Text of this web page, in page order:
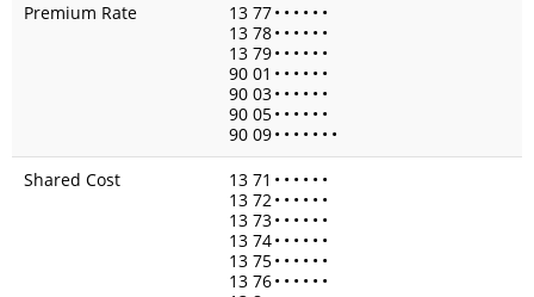
Premium Rate
13 77• • • • • •
13 78• • • • • •
13 79• • • • • •
90 01 • • • • • •
90 03• • • • • •
90 05• • • • • •
90 09• • • • • • •
Shared Cost
13 71 • • • • • •
13 72• • • • • •
13 73• • • • • •
13 74• • • • • •
13 75• • • • • •
13 76• • • • • •